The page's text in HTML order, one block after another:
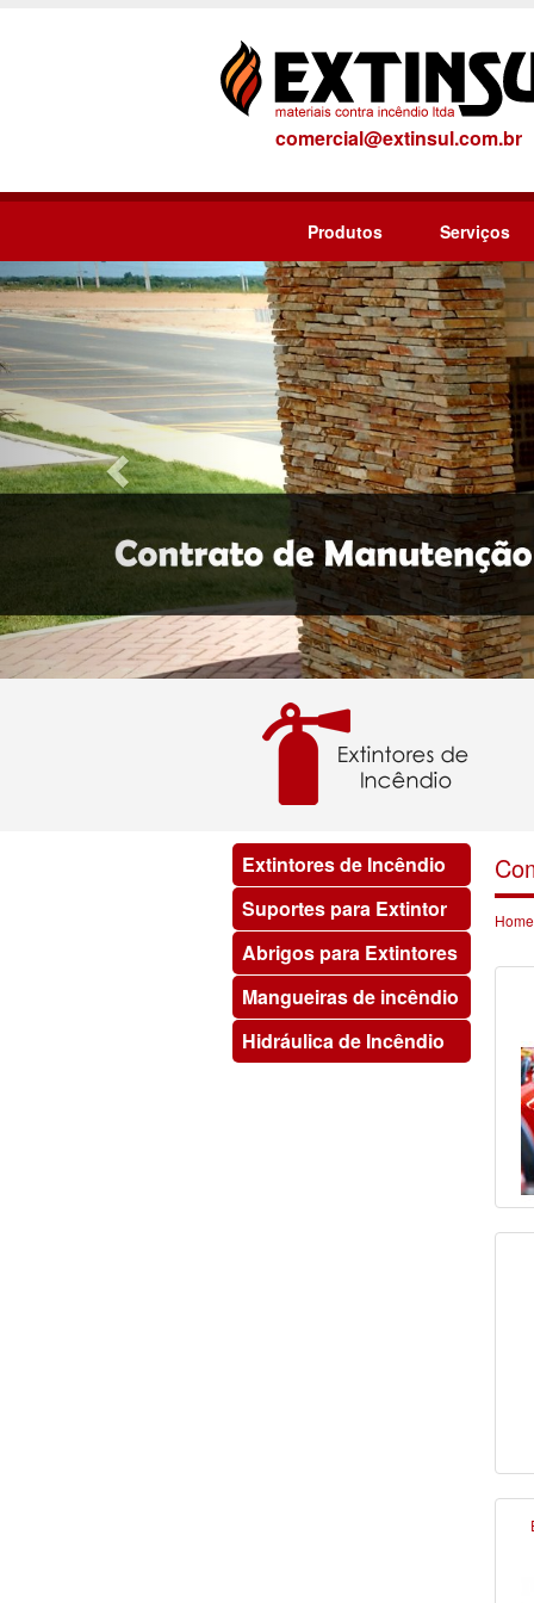
comercial@extinsul.com.br
Produtos Serviços
Previous
Extintores de Incêndio
Suportes para Extintor
Abrigos para Extintores
Mangueiras de incêndio
Hidráulica de Incêndio
Home